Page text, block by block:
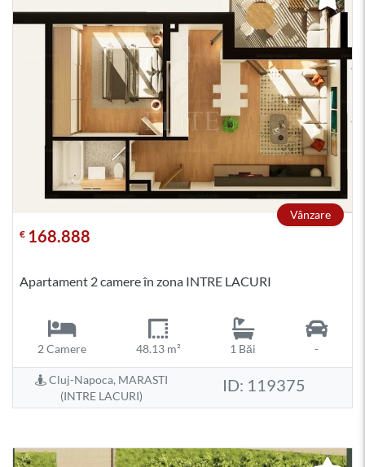
Vânzare
€ 168.888
Apartament 2 camere în zona INTRE LACURI
2 Camere 48.13 m² 1 Băi -
Cluj-Napoca, MARASTI
(INTRE LACURI)
ID: 119375